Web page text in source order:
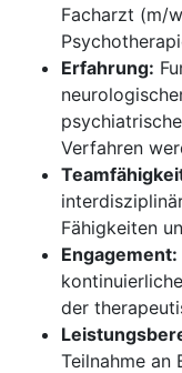
Facharzt (m/
Erfahrung:
Verfahren
Fähigkeiten
Engagement:
der
Teilnahme an